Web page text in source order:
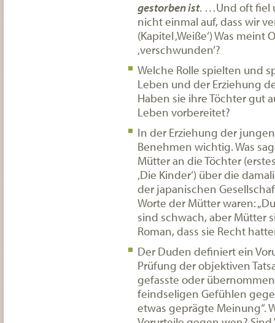
gestorben ist. …Und oft fiel
nicht einmal auf, dass wir
(Kapitel ‚Weiße‘) Was meint
‚verschwunden’?
Welche Rolle spielten und
Leben und der Erziehung
Haben sie ihre Töchter gut
Leben vorbereitet?
In der Erziehung der
Benehmen wichtig. Was
Mütter an die Töchter
‚Die Kinder‘) über die
der japanischen
Worte der Mütter waren:
sind schwach, aber Mütter
Roman, dass sie Recht
Der Duden definiert ein
Prüfung der objektiven
gefasste oder
feindseligen Gefühlen
etwas geprägte Meinung“.